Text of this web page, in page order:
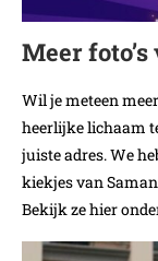
Meer
Wil je meteen
heerlijke lichaam
juiste adres. We
kiekjes van
Bekijk ze hier